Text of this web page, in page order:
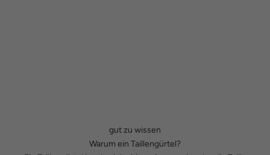
gut zu wissen
Warum ein Taillengürtel?